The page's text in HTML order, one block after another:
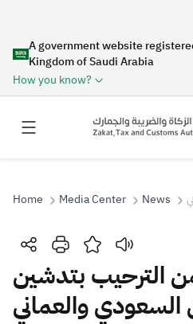
A government website
Kingdom of Saudi Arabia
How you know?
Search
Search Search AI
Home Media Center News
الترحيب بتدشين
السعودي والعماني